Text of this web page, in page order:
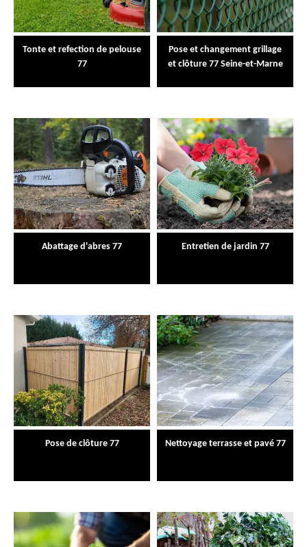
Tonte et refection de pelouse
77
Pose et changement grillage
et clôture 77 Seine-et-Marne
Abattage d'abres 77 Entretien de jardin 77
Pose de clôture 77 Nettoyage terrasse et pavé 77